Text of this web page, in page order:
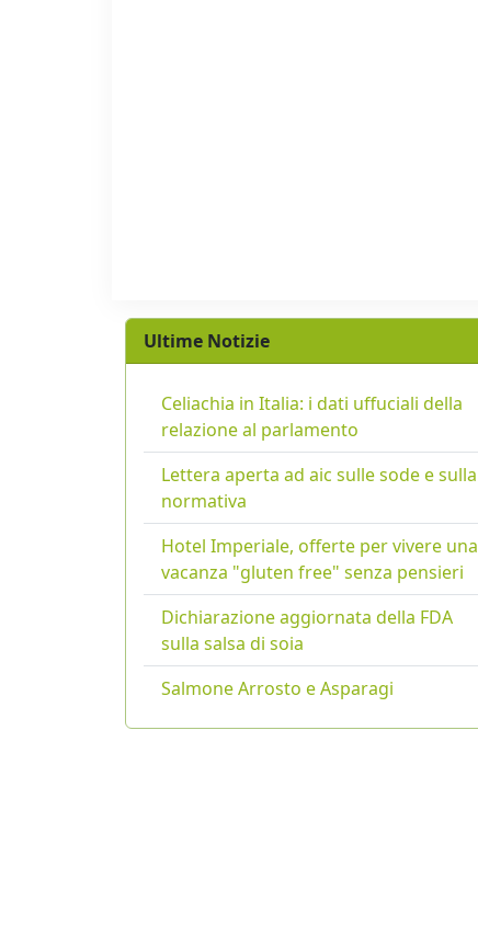
Ultime Notizie
Celiachia in Italia: i dati uffuciali della
relazione al parlamento
Lettera aperta ad aic sulle sode e sulla
normativa
Hotel Imperiale, offerte per vivere una
vacanza "gluten free" senza pensieri
Dichiarazione aggiornata della FDA
sulla salsa di soia
Salmone Arrosto e Asparagi